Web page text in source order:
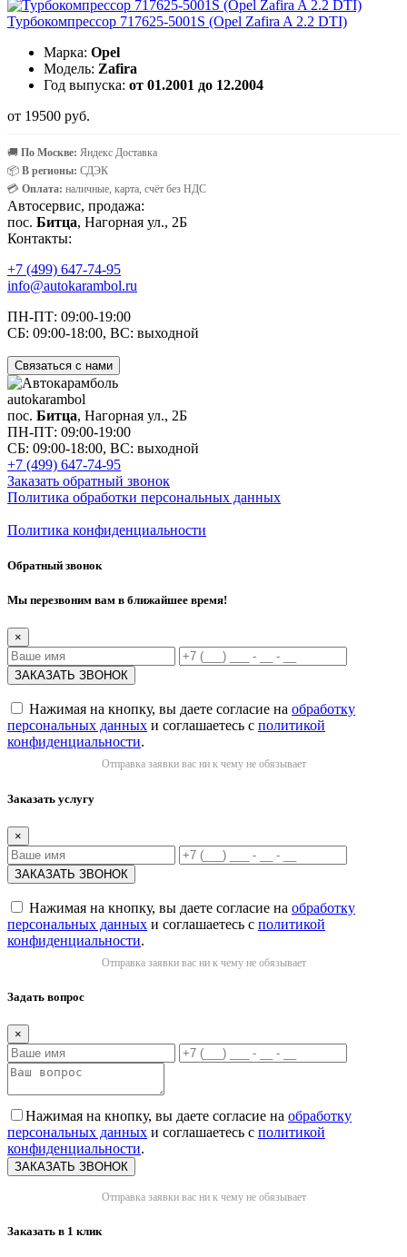
Турбокомпрессор 717625-5001S (Opel Zafira A 2.2 DTI)
Марка: Opel
Модель: Zafira
Год выпуска: от 01.2001 до 12.2004
от 19500 руб.
🚚 По Москве: Яндекс Доставка
📦 В регионы: СДЭК
💳 Оплата: наличные, карта, счёт без НДС
Автосервис, продажа:
пос. Битца, Нагорная ул., 2Б
Контакты:
+7 (499) 647-74-95
info@autokarambol.ru
ПН-ПТ: 09:00-19:00
СБ: 09:00-18:00, ВС: выходной
Связаться с нами
autokarambol
пос. Битца, Нагорная ул., 2Б
ПН-ПТ: 09:00-19:00
СБ: 09:00-18:00, ВС: выходной
+7 (499) 647-74-95
Заказать обратный звонок
Политика обработки персональных данных
Политика конфиденциальности
Обратный звонок
Мы перезвоним вам в ближайшее время!
×
Нажимая на кнопку, вы даете согласие на обработку
персональных данных и соглашаетесь с политикой
конфиденциальности.
Отправка заявки вас ни к чему не обязывает
Заказать услугу
×
Нажимая на кнопку, вы даете согласие на обработку
персональных данных и соглашаетесь с политикой
конфиденциальности.
Отправка заявки вас ни к чему не обязывает
Задать вопрос
×
Нажимая на кнопку, вы даете согласие на обработку
персональных данных и соглашаетесь с политикой
конфиденциальности.
Отправка заявки вас ни к чему не обязывает
Заказать в 1 клик